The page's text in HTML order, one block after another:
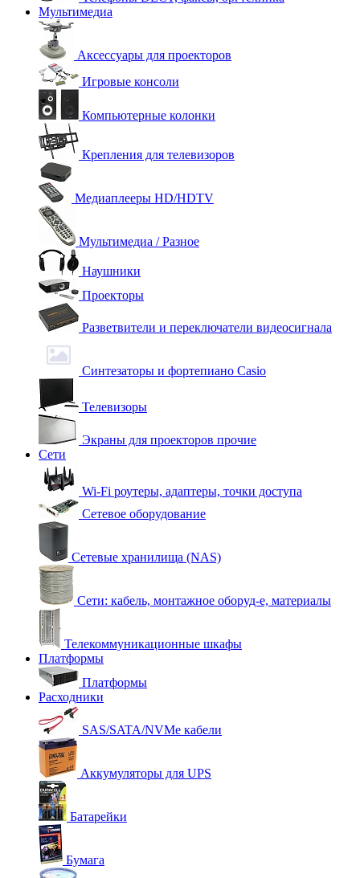
Мультимедиа
Аксессуары для проекторов
Игровые консоли
Компьютерные колонки
Крепления для телевизоров
Медиаплееры HD/HDTV
Мультимедиа / Разное
Наушники
Проекторы
Разветвители и переключатели видеосигнала
Синтезаторы и фортепиано Casio
Телевизоры
Экраны для проекторов прочие
Сети
Wi-Fi роутеры, адаптеры, точки доступа
Сетевое оборудование
Сетевые хранилища (NAS)
Сети: кабель, монтажное оборуд-е, материалы
Телекоммуникационные шкафы
Платформы
Платформы
Расходники
SAS/SATA/NVMe кабели
Аккумуляторы для UPS
Батарейки
Бумага